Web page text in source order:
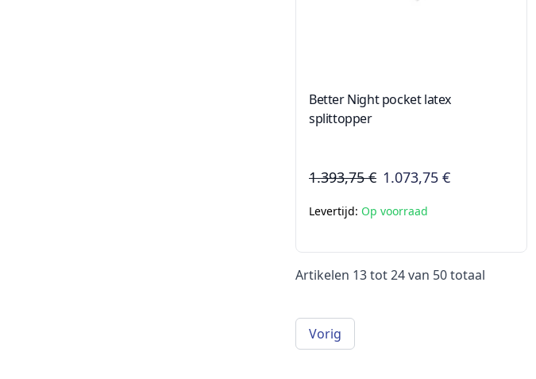
Better Night pocket latex
splittopper
1.393,75 € 1.073,75 €
Levertijd: Op voorraad
Artikelen 13tot24van 50totaal
Vorig